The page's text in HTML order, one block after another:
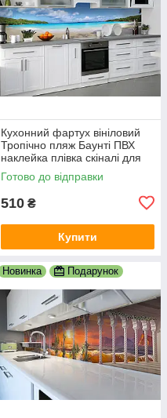
Кухонний фартух вініловий
Тропічно пляж Баунті ПВХ
наклейка плівка скіналі для
кухні блакитний 600х2000 мм
Готово до відправки
510 ₴
Купити
Новинка Подарунок